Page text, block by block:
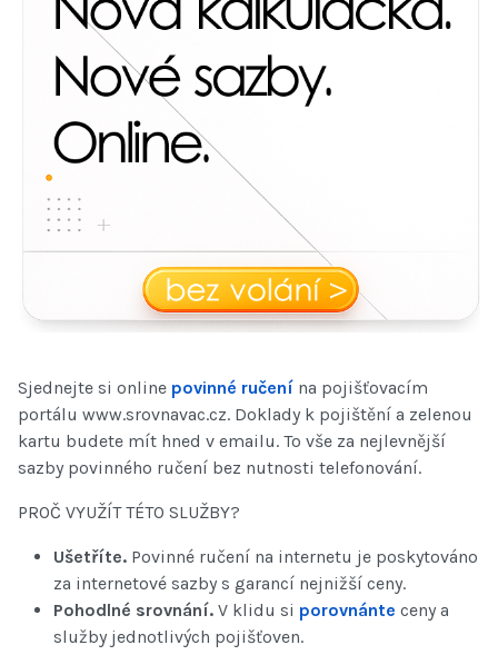
Sjednejte si online povinné ručení na pojišťovacím
portálu www.srovnavac.cz. Doklady k pojištění a zelenou
kartu budete mít hned v emailu. To vše za nejlevnější
sazby povinného ručení bez nutnosti telefonování.
PROČ VYUŽÍT TÉTO SLUŽBY?
Ušetříte. Povinné ručení na internetu je poskytováno
za internetové sazby s garancí nejnižší ceny.
Pohodlné srovnání. V klidu si porovnánte ceny a
služby jednotlivých pojišťoven.